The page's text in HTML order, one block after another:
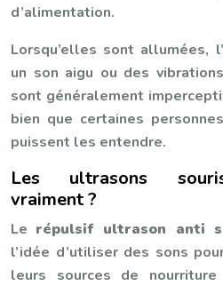
d’alimentation.
Lorsqu’elles sont allumées, l’
un son aigu ou des
sont généralement
bien que certaines
puissent les entendre.
Les ultrasons
vraiment ?
Le répulsif ultrason anti
l’idée d’utiliser des sons
leurs sources de